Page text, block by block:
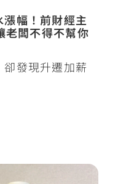
幅！前財經主
老闆不得不幫你
發現升遷加薪